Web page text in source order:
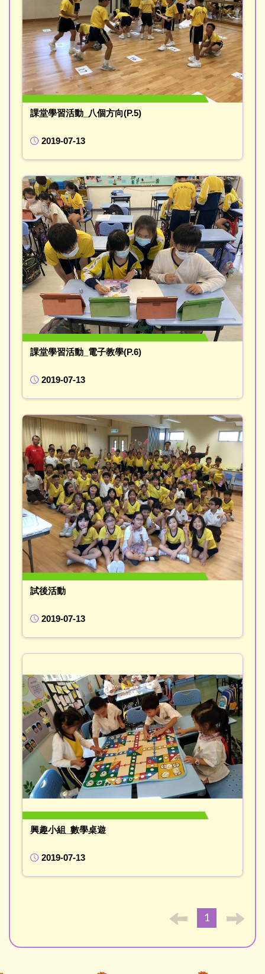
課堂學習活動_八個方向(P.5)
2019-07-13
課堂學習活動_電子教學(P.6)
2019-07-13
試後活動
2019-07-13
興趣小組_數學桌遊
2019-07-13
1